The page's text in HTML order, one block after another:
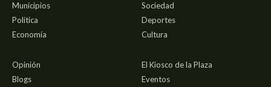
Municipios
Política
Economía
Sociedad
Deportes
Cultura
Opinión
Blogs
El Kiosco de la Plaza
Eventos